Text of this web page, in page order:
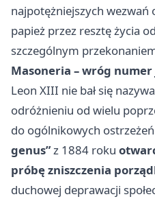
najpotężniejszych wezwań
papież przez resztę życia
szczególnym
Masoneria – wróg
Leon XIII nie bał się
odróżnieniu od wielu
do ogólnikowych
genus”z 1884 roku
próbę zniszczenia
duchowej deprawacji